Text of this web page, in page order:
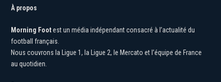
À propos
Morning Foot
est un média indépendant consacré à l’actualité du
football français.
Nous couvrons la Ligue 1, la Ligue 2, le Mercato et l’équipe de France
au quotidien.